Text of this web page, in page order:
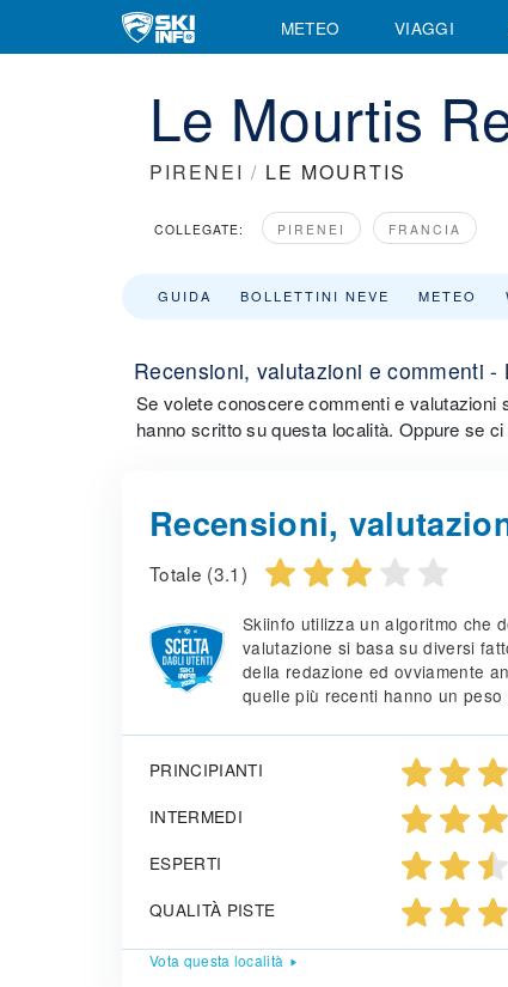
METEO VIAGGI
Le Mourtis
PIRENEI / LE MOURTIS
COLLEGATE: PIRENEI FRANCIA
GUIDA BOLLETTINI NEVE METEO
Recensioni, valutazioni e commenti -
Se volete conoscere commenti e
hanno scritto su questa località. Oppure se
Recensioni,
Totale (3.1)
Skiinfo utilizza un algoritmo che
valutazione si basa su diversi
della redazione ed ovviamente
quelle più recenti hanno un
PRINCIPIANTI
INTERMEDI
ESPERTI
QUALITÀ PISTE
Vota questa località